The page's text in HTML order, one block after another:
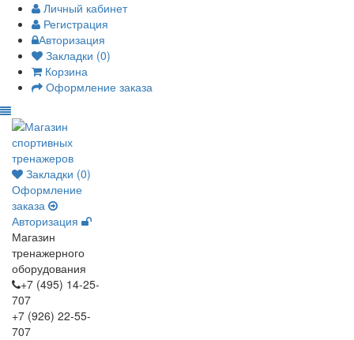
Личный кабинет
Регистрация
Авторизация
Закладки (0)
Корзина
Оформление заказа
Закладки (0)
Оформление
заказа
Авторизация
Магазин
тренажерного
оборудования
+7 (495) 14-25-
707
+7 (926) 22-55-
707